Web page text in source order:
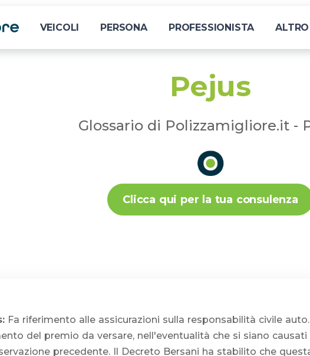
VEICOLI PERSONA PROFESSIONISTA ALTRO
Pejus
Glossario di Polizzamigliore.it -
Clicca qui per la tua consulenza
Fa riferimento alle assicurazioni sulla responsabilità civile
del premio da versare, nell'eventualità che si siano
precedente. Il Decreto Bersani ha stabilito che